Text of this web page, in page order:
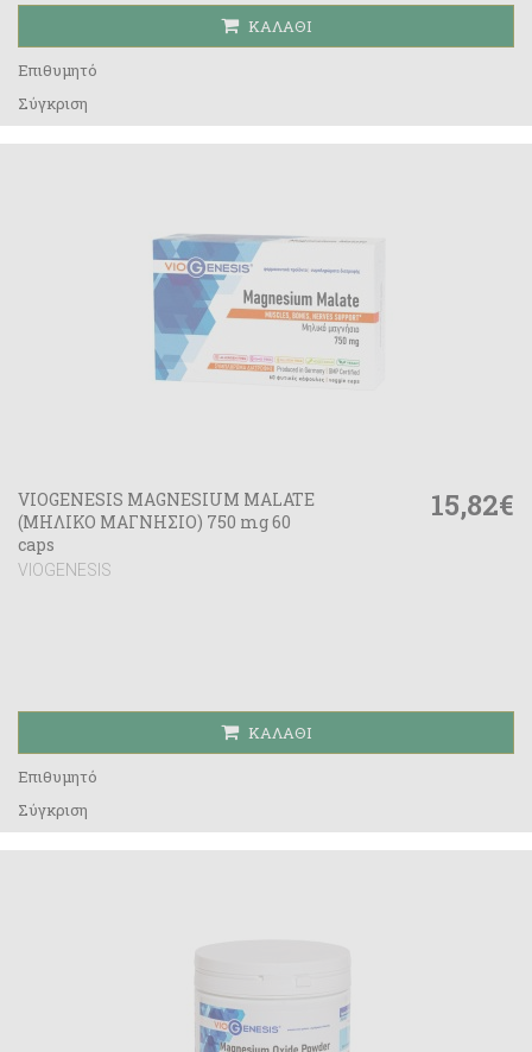
ΚΑΛΆΘΙ
Επιθυμητό
Σύγκριση
VIOGENESIS MAGNESIUM MALATE
(ΜΗΛΙΚΟ ΜΑΓΝΗΣΙΟ) 750 mg 60
caps
VIOGENESIS
15,82€
ΚΑΛΆΘΙ
Επιθυμητό
Σύγκριση